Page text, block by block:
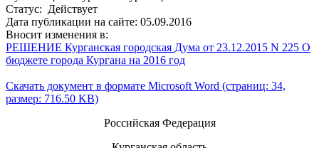
Статус: Действует
Дата публикации на сайте: 05.09.2016
Вносит изменения в:
РЕШЕНИЕ Курганская городская Дума от 23.12.2015 N 225 О
бюджете города Кургана на 2016 год
Скачать документ в формате Microsoft Word (страниц: 34,
размер: 716.50 KB)
Российская Федерация